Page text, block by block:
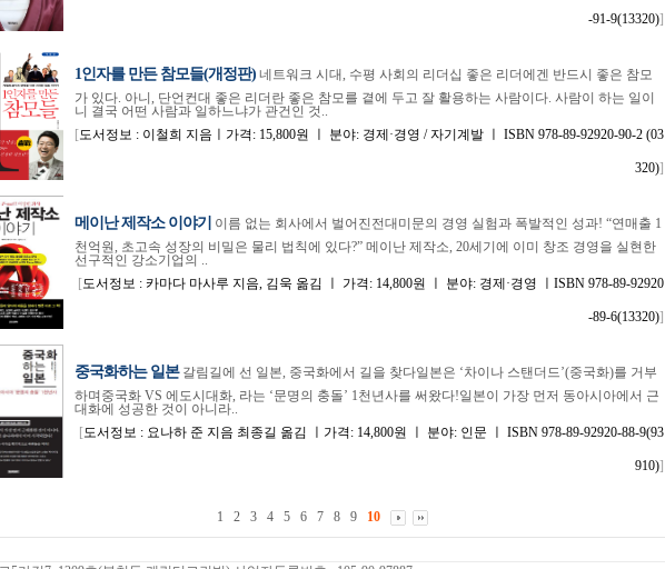
-91-9(13320)]
1인자를 만든 참모들(개정판) 네트워크 시대, 수평 사회의 리더십 좋은 리더에겐 반드시 좋은 참모
가 있다. 아니, 단언컨대 좋은 리더란 좋은 참모를 곁에 두고 잘 활용하는 사람이다. 사람이 하는 일이
니 결국 어떤 사람과 일하느냐가 관건인 것..
[도서정보 : 이철희 지음ㅣ가격: 15,800원 ㅣ 분야: 경제·경영 / 자기계발 ㅣ ISBN 978-89-92920-90-2 (03
320)]
메이난 제작소 이야기
이름 없는 회사에서 벌어진전대미문의 경영 실험과 폭발적인 성과! “연매출 1
천억원, 초고속 성장의 비밀은 물리 법칙에 있다?” 메이난 제작소, 20세기에 이미 창조 경영을 실현한
선구적인 강소기업의 ..
[도서정보 : 카마다 마사루 지음, 김욱 옮김 ㅣ 가격: 14,800원 ㅣ 분야: 경제·경영 ㅣISBN 978-89-92920
-89-6(13320)]
중국화하는 일본 갈림길에 선 일본, 중국화에서 길을 찾다일본은 ‘차이나 스탠더드’(중국화)를 거부
하며중국화 VS 에도시대화, 라는 ‘문명의 충돌’ 1천년사를 써왔다!일본이 가장 먼저 동아시아에서 근
대화에 성공한 것이 아니라..
[도서정보 : 요나하 준 지음 최종길 옮김 ㅣ가격: 14,800원 ㅣ 분야: 인문 ㅣ ISBN 978-89-92920-88-9(93
910)]
1 2 3 4 5 6 7 8 9 10